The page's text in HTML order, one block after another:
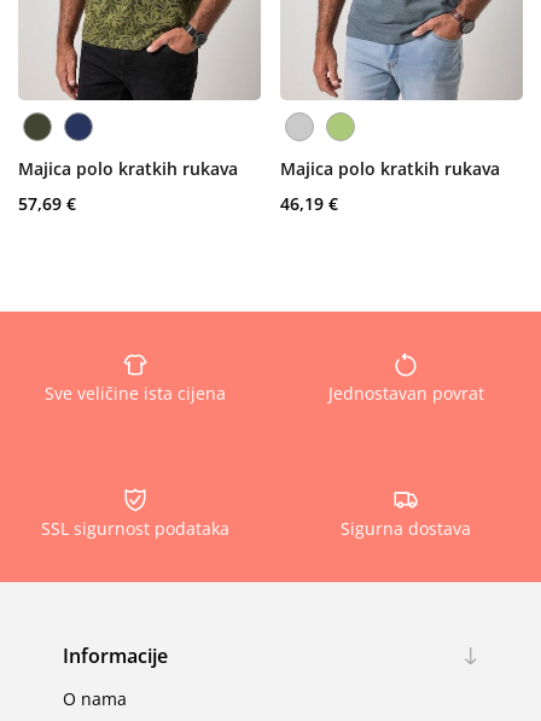
Majica polo kratkih rukava
57,69 €
Majica polo kratkih rukava
46,19 €
Sve veličine ista cijena Jednostavan povrat
SSL sigurnost podataka Sigurna dostava
Informacije
O nama